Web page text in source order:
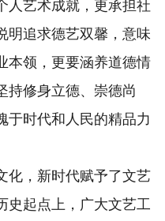
人艺术成就，更承担社
明追求德艺双馨，意味
本领，更要涵养道德情
持修身立德、崇德尚
于时代和人民的精品力
，新时代赋予了文艺
史起点上，广大文艺工